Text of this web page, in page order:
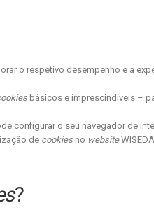
o respetivo desempenho e a
básicos e imprescindíveis –
configurar o seu navegador de
de cookiesno website
?